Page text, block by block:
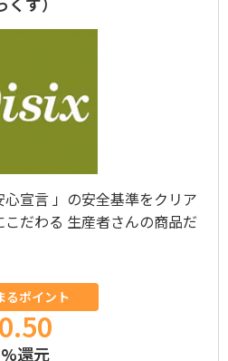
心宣言 」の安全基準をクリア
だわる 生産者さんの商品だ
るポイント
0.50
%還元